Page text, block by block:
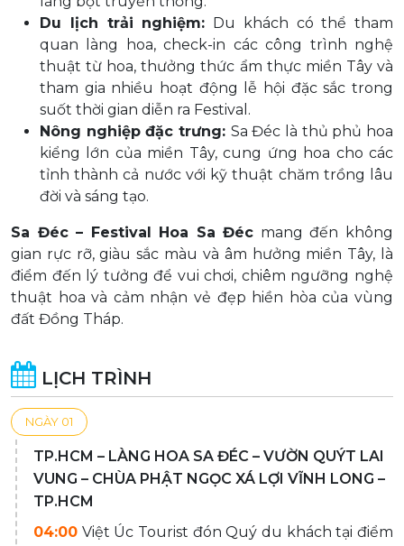
Du lịch trải nghiệm: Du khách có thể tham
quan làng hoa, check-in các công trình nghệ
thuật từ hoa, thưởng thức ẩm thực miền Tây và
tham gia nhiều hoạt động lễ hội đặc sắc trong
suốt thời gian diễn ra Festival.
Nông nghiệp đặc trưng: Sa Đéc là thủ phủ hoa
kiểng lớn của miền Tây, cung ứng hoa cho các
tỉnh thành cả nước với kỹ thuật chăm trồng lâu
đời và sáng tạo.
Sa Đéc – Festival Hoa Sa Đéc mang đến không
gian rực rỡ, giàu sắc màu và âm hưởng miền Tây, là
điểm đến lý tưởng để vui chơi, chiêm ngưỡng nghệ
thuật hoa và cảm nhận vẻ đẹp hiền hòa của vùng
đất Đồng Tháp.
LỊCH TRÌNH
NGÀY 01
TP.HCM – LÀNG HOA SA ĐÉC – VƯỜN QUÝT LAI
VUNG – CHÙA PHẬT NGỌC XÁ LỢI VĨNH LONG –
TP.HCM
04:00 Việt Úc Tourist đón Quý du khách tại điểm